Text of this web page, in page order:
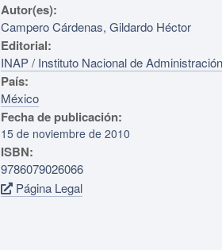
Autor(es):
Campero Cárdenas, Gildardo Héctor
Editorial:
INAP / Instituto Nacional de
País:
México
Fecha de publicación:
15 de noviembre de 2010
ISBN:
9786079026066
Página Legal